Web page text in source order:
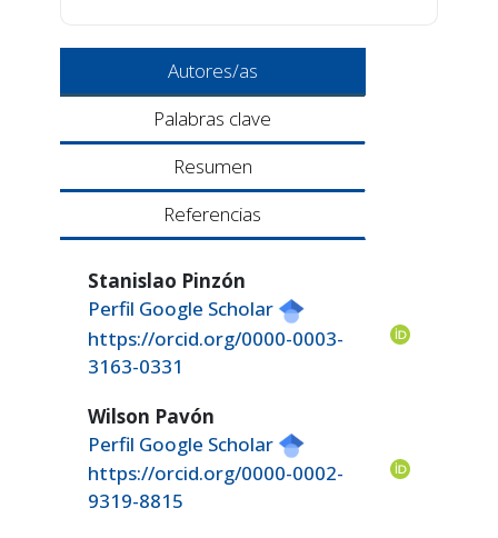
Autores/as
Palabras clave
Resumen
Referencias
Stanislao Pinzón
Perfil Google Scholar
https://orcid.org/0000-0003-
3163-0331
Wilson Pavón
Perfil Google Scholar
https://orcid.org/0000-0002-
9319-8815